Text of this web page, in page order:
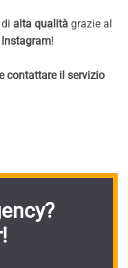
alta qualità grazie al
!
contattare il servizio